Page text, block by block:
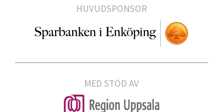
HUVUDSPONSOR
MED STÖD AV